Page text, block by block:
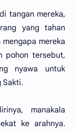
tangan mereka,
yang tahan
mereka
pohon tersebut,
nyawa untuk
Sakti.
manakala
ke arahnya.